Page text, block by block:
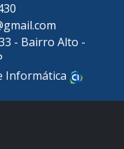
- Bairro Alto -
Informática